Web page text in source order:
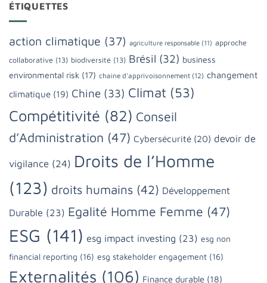
ÉTIQUETTES
action climatique (37) agriculture responsable (11) approche
collaborative (13) biodiversité (13) Brésil (32) business
environmental risk (17) chaine d'apprivoisonnement (12) changement
climatique (19) Chine (33) Climat (53)
Compétitivité (82) Conseil
d’Administration (47) Cybersécurité (20) devoir de
vigilance (24) Droits de l’Homme
(123) droits humains (42) Développement
Durable (23) Egalité Homme Femme (47)
ESG (141) esg impact investing (23) esg non
financial reporting (16) esg stakeholder engagement (16)
Externalités (106) Finance durable (18)